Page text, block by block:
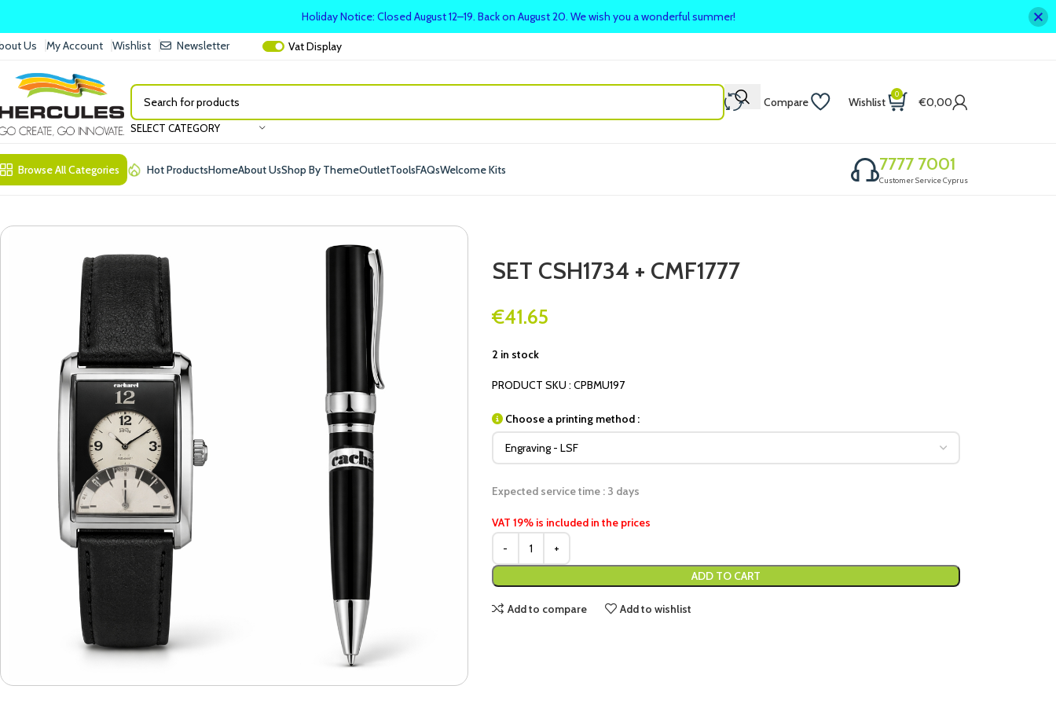
Us My Account Wishlist Newsletter VatDisplay
SELECT CATEGORY
Compare Wishlist
0
€0,00
Browse All Categories Hot ProductsHomeAbout UsShop By ThemeOutletToolsFAQsWelcome Kits 7777 7001
Customer Service Cyprus
SET CSH1734 + CMF1777
€41.65
2 in stock
PRODUCT SKU : CPBMU197
Choose a printing method :
Expected service time : 3 days
VAT 19% is included in the prices
ADD TO CART
Add to compare Add to wishlist
Holiday Notice: Closed August 12–19. Back on August 20. We wish you a wonderful summer!